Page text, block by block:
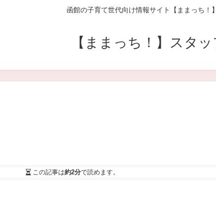
函館の子育て世代向け情報サイト【ままっち！
【ままっち！】スタ
この記事は約2分で読めます。